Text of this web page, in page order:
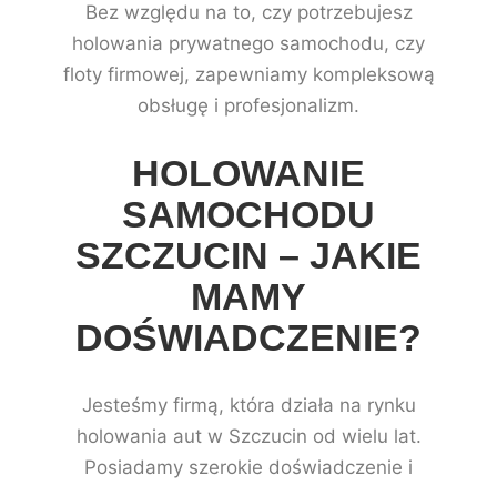
Bez względu na to, czy potrzebujesz
holowania prywatnego samochodu, czy
floty firmowej, zapewniamy kompleksową
obsługę i profesjonalizm.
HOLOWANIE
SAMOCHODU
SZCZUCIN – JAKIE
MAMY
DOŚWIADCZENIE?
Jesteśmy firmą, która działa na rynku
holowania aut w Szczucin od wielu lat.
Posiadamy szerokie doświadczenie i